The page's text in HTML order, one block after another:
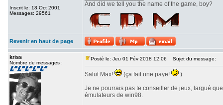
Inscrit le: 18 Oct 2001
Messages: 29561
And did we tell you the name of the game, boy?
Revenir en haut de page
kriss
Nombre de messages :
Posté le: Jeu 01 Fév 2018 12:06 Sujet du message:
Salut Max! (ça fait une paye!
)
Je ne pourrais pas te conseiller de jeux, largué
émulateurs de win98.